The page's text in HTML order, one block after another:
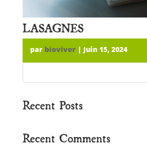
LASAGNES
par bioviver| Juin 15, 2024
Recent Posts
Recent Comments